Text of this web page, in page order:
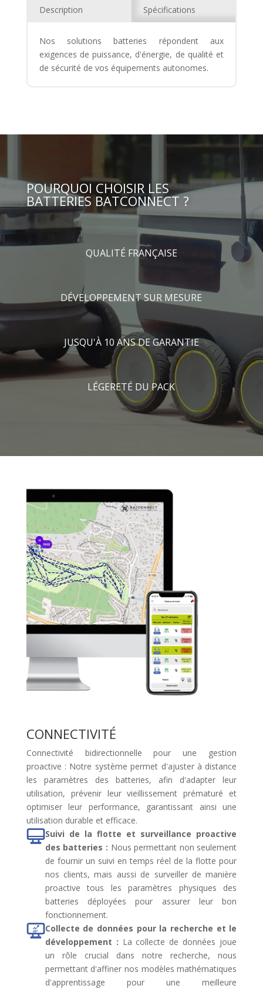
Description Spécifications
Nos solutions batteries répondent aux
exigences de puissance, d'énergie, de qualité et
de sécurité de vos équipements autonomes.
POURQUOI CHOISIR LES
BATTERIES BATCONNECT ?
QUALITÉ FRANÇAISE
DÉVELOPPEMENT SUR MESURE
JUSQU'À 10 ANS DE GARANTIE
LÉGERETÉ DU PACK
CONNECTIVITÉ
Connectivité bidirectionnelle pour une gestion
proactive : Notre système permet d'ajuster à distance
les paramètres des batteries, afin d'adapter leur
utilisation, prévenir leur vieillissement prématuré et
optimiser leur performance, garantissant ainsi une
utilisation durable et efficace.
Suivi de la flotte et surveillance proactive
des batteries : Nous permettant non seulement
de fournir un suivi en temps réel de la flotte pour
nos clients, mais aussi de surveiller de manière
proactive tous les paramètres physiques des
batteries déployées pour assurer leur bon
fonctionnement.
Collecte de données pour la recherche et le
développement : La collecte de données joue
un rôle crucial dans notre recherche, nous
permettant d'affiner nos modèles mathématiques
d'apprentissage pour une meilleure